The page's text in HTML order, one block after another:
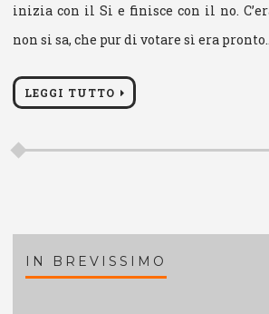
inizia con il Si e finisce con il no.
non si sa, che pur di votare sì era
LEGGI TUTTO
IN BREVISSIMO